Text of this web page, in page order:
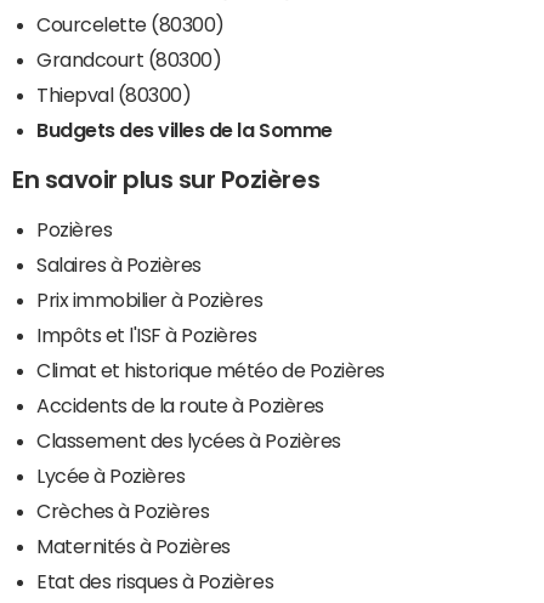
Courcelette (80300)
Grandcourt (80300)
Thiepval (80300)
Budgets des villes de la Somme
En savoir plus sur Pozières
Pozières
Salaires à Pozières
Prix immobilier à Pozières
Impôts et l'ISF à Pozières
Climat et historique météo de Pozières
Accidents de la route à Pozières
Classement des lycées à Pozières
Lycée à Pozières
Crèches à Pozières
Maternités à Pozières
Etat des risques à Pozières